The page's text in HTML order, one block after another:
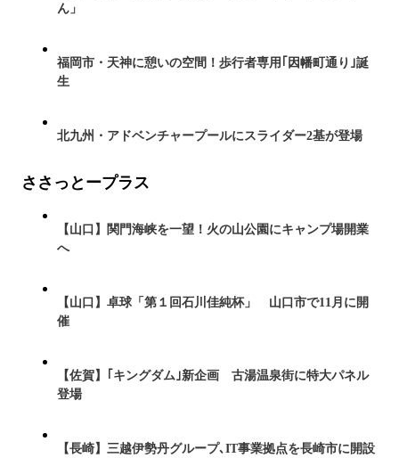
ん」
福岡市・天神に憩いの空間！歩行者専用｢因幡町通り｣誕
生
北九州・アドベンチャープールにスライダー2基が登場
ささっとープラス
【山口】関門海峡を一望！火の山公園にキャンプ場開業
へ
【山口】卓球「第１回石川佳純杯」 山口市で11月に開
催
【佐賀】｢キングダム｣新企画 古湯温泉街に特大パネル
登場
【長崎】三越伊勢丹グループ､IT事業拠点を長崎市に開設